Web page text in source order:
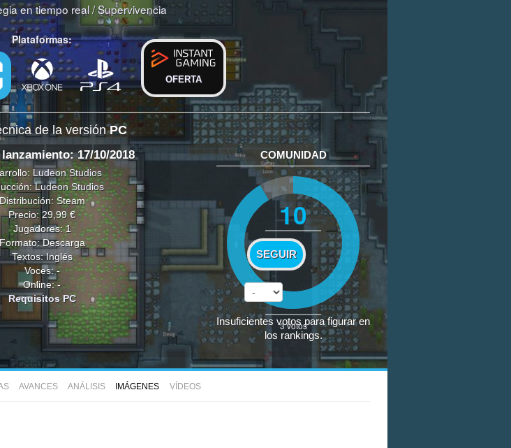
en tiempo real/Supervivencia
Plataformas:
OFERTA
de la versiónPC
17/10/2018
Ludeon Studios
Ludeon Studios
Steam
Precio: 29,99 €
Jugadores: 1
Formato: Descarga
Textos: Inglés
Voces: -
Online: -
Requisitos PC
COMUNIDAD
10
SEGUIR
3votos
Insuficientes votos para figurar en
los rankings.
AVANCES ANÁLISIS IMÁGENES VÍDEOS